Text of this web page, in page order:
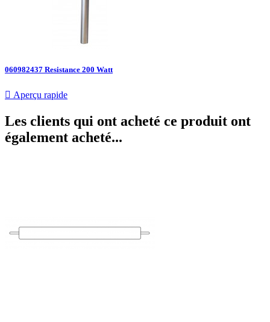
060982437 Resistance 200 Watt
 Aperçu rapide
Les clients qui ont acheté ce produit ont
également acheté...